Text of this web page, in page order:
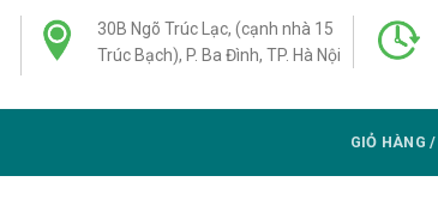
30B Ngõ Trúc Lạc, (cạnh nhà 15
Trúc Bạch), P. Ba Đình, TP. Hà Nội
GIỎ HÀNG /